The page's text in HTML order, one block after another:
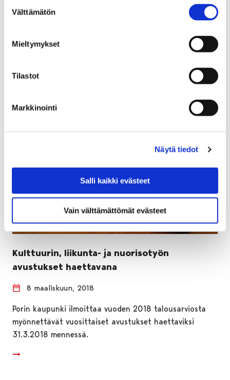
valinta
Välttämätön
Mieltymykset
Tilastot
Markkinointi
Näytä tiedot
Salli kaikki evästeet
Vain välttämättömät evästeet
Uudenkaupungin autotehdas eli Valmet Automotive
palkkaa tämän vuoden aikana 1000 uutta työntekijää.
Autotehtaalle järjestetään tutustuminen Porista 13.
Kulttuurin, liikunta- ja nuorisotyön
avustukset haettavana
8 maaliskuun, 2018
Porin kaupunki ilmoittaa vuoden 2018 talousarviosta
myönnettävät vuosittaiset avustukset haettaviksi
31.3.2018 mennessä.